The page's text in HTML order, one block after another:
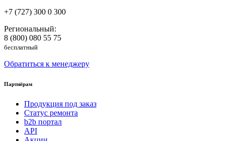
+7 (727) 300 0 300
Региональный:
8 (800) 080 55 75
бесплатный
Обратиться к менеджеру
Партнёрам
Продукция под заказ
Статус ремонта
b2b портал
API